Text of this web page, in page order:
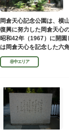
岡倉天心記念公園は、横
復興に努力した岡倉天心
昭和42年（1967）に開
は岡倉天心を記念した六
されています。
谷中エリア